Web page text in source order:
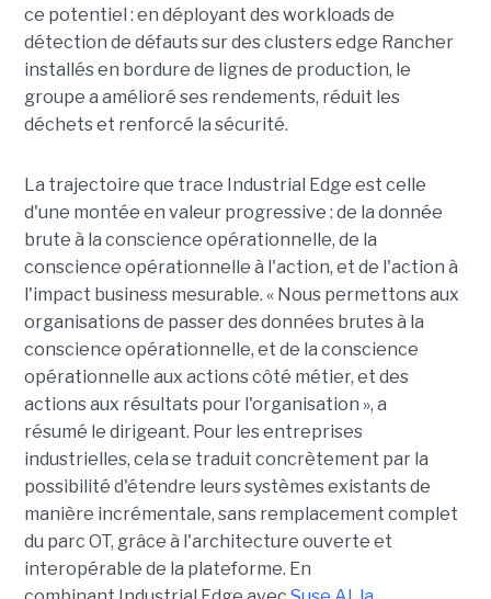
ce potentiel : en déployant des workloads de
détection de défauts sur des clusters edge Rancher
installés en bordure de lignes de production, le
groupe a amélioré ses rendements, réduit les
déchets et renforcé la sécurité.
La trajectoire que trace Industrial Edge est celle
d'une montée en valeur progressive : de la donnée
brute à la conscience opérationnelle, de la
conscience opérationnelle à l'action, et de l'action à
l'impact business mesurable. « Nous permettons aux
organisations de passer des données brutes à la
conscience opérationnelle, et de la conscience
opérationnelle aux actions côté métier, et des
actions aux résultats pour l'organisation », a
résumé le dirigeant. Pour les entreprises
industrielles, cela se traduit concrètement par la
possibilité d'étendre leurs systèmes existants de
manière incrémentale, sans remplacement complet
du parc OT, grâce à l'architecture ouverte et
interopérable de la plateforme. En